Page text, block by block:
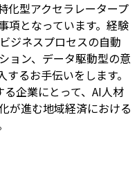
化型アクセラレータープ
項となっています。経験
ジネスプロセスの自動
ョン、データ駆動型の意
るお手伝いをします。
企業にとって、AI人材
が進む地域経済における